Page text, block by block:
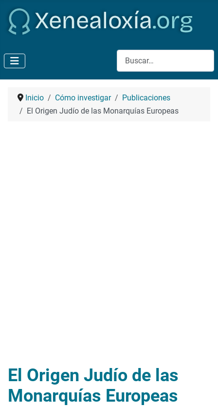
Buscar
Inicio Cómo investigar
Publicaciones
El Origen Judío de las Monarquías Europeas
El Origen Judío de las
Monarquías Europeas